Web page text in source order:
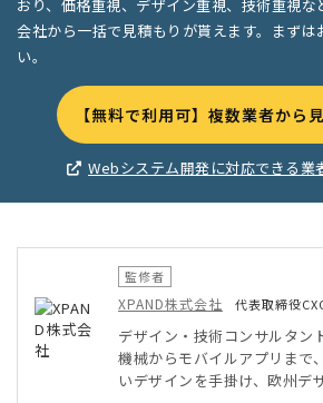
おり、価格重視、デザイン重視、技術重視な
会社から一括で見積もりが貰えます。まずは
い。
【無料で利用可】複数業者から
Webシステム開発に対応できる業
監修者
XPAND株式会社 代表取締役
デザイン・技術コンサルタン
機械からモバイルアプリまで
いデザインを手掛け、欧州デ